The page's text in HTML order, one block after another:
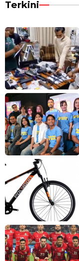
Terkini